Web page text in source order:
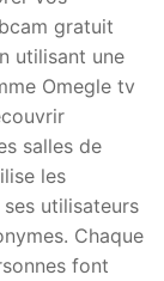
gratuit
utilisant une
Omegle tv
salles de
les
utilisateurs
Chaque
font